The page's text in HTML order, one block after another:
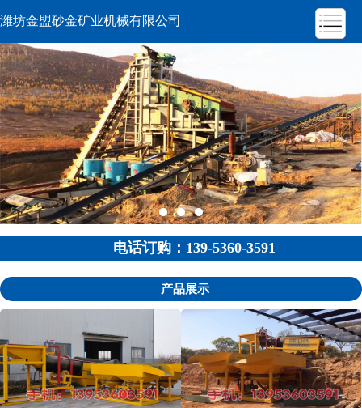
潍坊金盟砂金矿业机械有限公司
电话订购：139-5360-3591
产品展示